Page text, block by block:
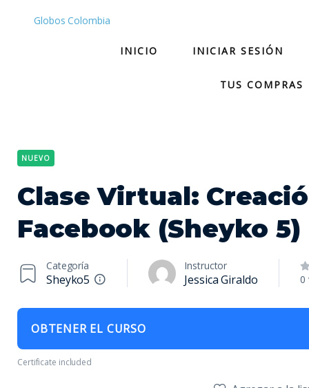
Globos Colombia
INICIO INICIAR SESIÓN
TUS COMPRAS
NUEVO
Categoría
Sheyko5
Instructor
Jessica Giraldo 0
Clase Virtual:
Facebook (Sheyko 5)
OBTENER EL CURSO
Certificate included